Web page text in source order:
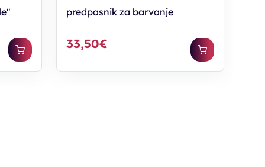
predpasnik za barvanje
33,50€